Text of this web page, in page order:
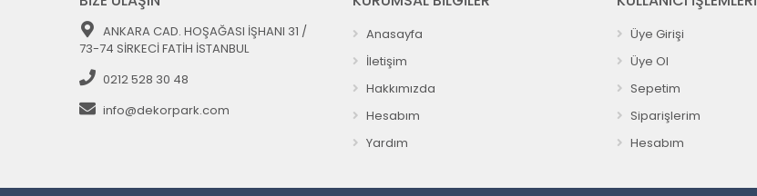
ANKARA CAD. HOŞAĞASI İŞHANI 31 /
73-74 SİRKECİ FATİH İSTANBUL
0212 528 30 48
info@dekorpark.com
Anasayfa
İletişim
Hakkımızda
Hesabım
Yardım
Üye Girişi
Üye Ol
Sepetim
Siparişlerim
Hesabım